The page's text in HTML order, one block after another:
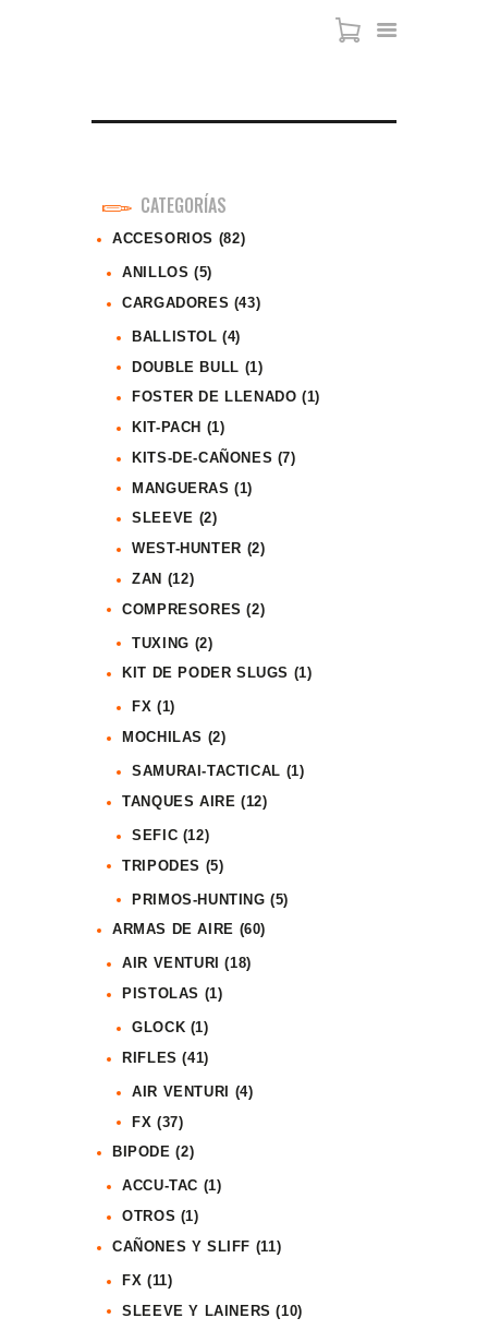
MUNICIONES
SABER TACTICAL
ACCESORIOS
TIENDA
CATEGORÍAS
ACCESORIOS (82)
ANILLOS (5)
CARGADORES (43)
BALLISTOL (4)
DOUBLE BULL (1)
FOSTER DE LLENADO (1)
KIT-PACH (1)
KITS-DE-CAÑONES (7)
MANGUERAS (1)
SLEEVE (2)
WEST-HUNTER (2)
ZAN (12)
COMPRESORES (2)
TUXING (2)
KIT DE PODER SLUGS (1)
FX (1)
MOCHILAS (2)
SAMURAI-TACTICAL (1)
TANQUES AIRE (12)
SEFIC (12)
TRIPODES (5)
PRIMOS-HUNTING (5)
ARMAS DE AIRE (60)
AIR VENTURI
(18)
PISTOLAS (1)
GLOCK (1)
RIFLES (41)
AIR VENTURI
(4)
FX (37)
BIPODE (2)
ACCU-TAC (1)
OTROS (1)
CAÑONES Y SLIFF (11)
FX (11)
SLEEVE Y LAINERS (10)